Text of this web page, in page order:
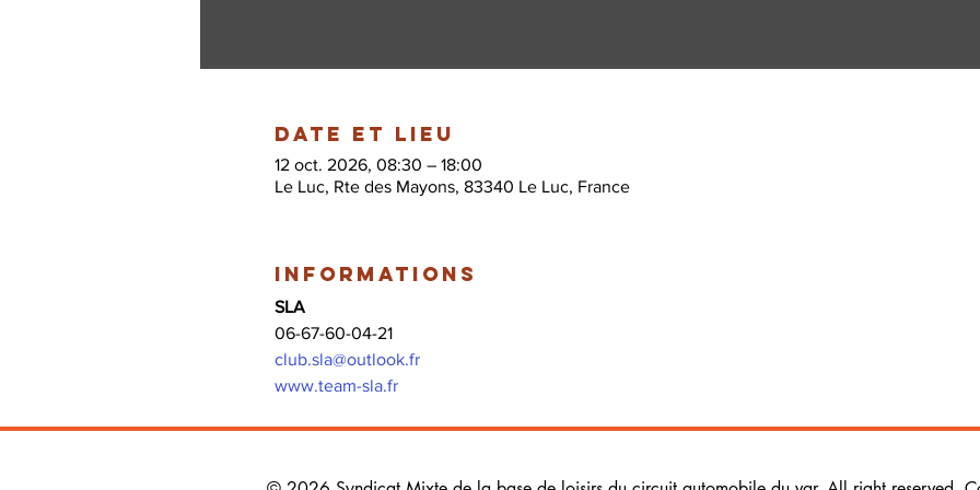
Date et lieu
12 oct. 2026, 08:30 – 18:00
Le Luc, Rte des Mayons, 83340 Le Luc, France
Informations
SLA
06-67-60-04-21
club.sla@outlook.fr
www.team-sla.fr